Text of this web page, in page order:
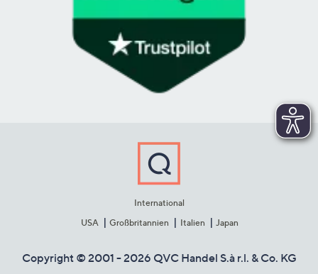
International
USA
Großbritannien Italien Japan
Copyright © 2001 - 2026 QVC Handel S.à r.l. & Co. KG